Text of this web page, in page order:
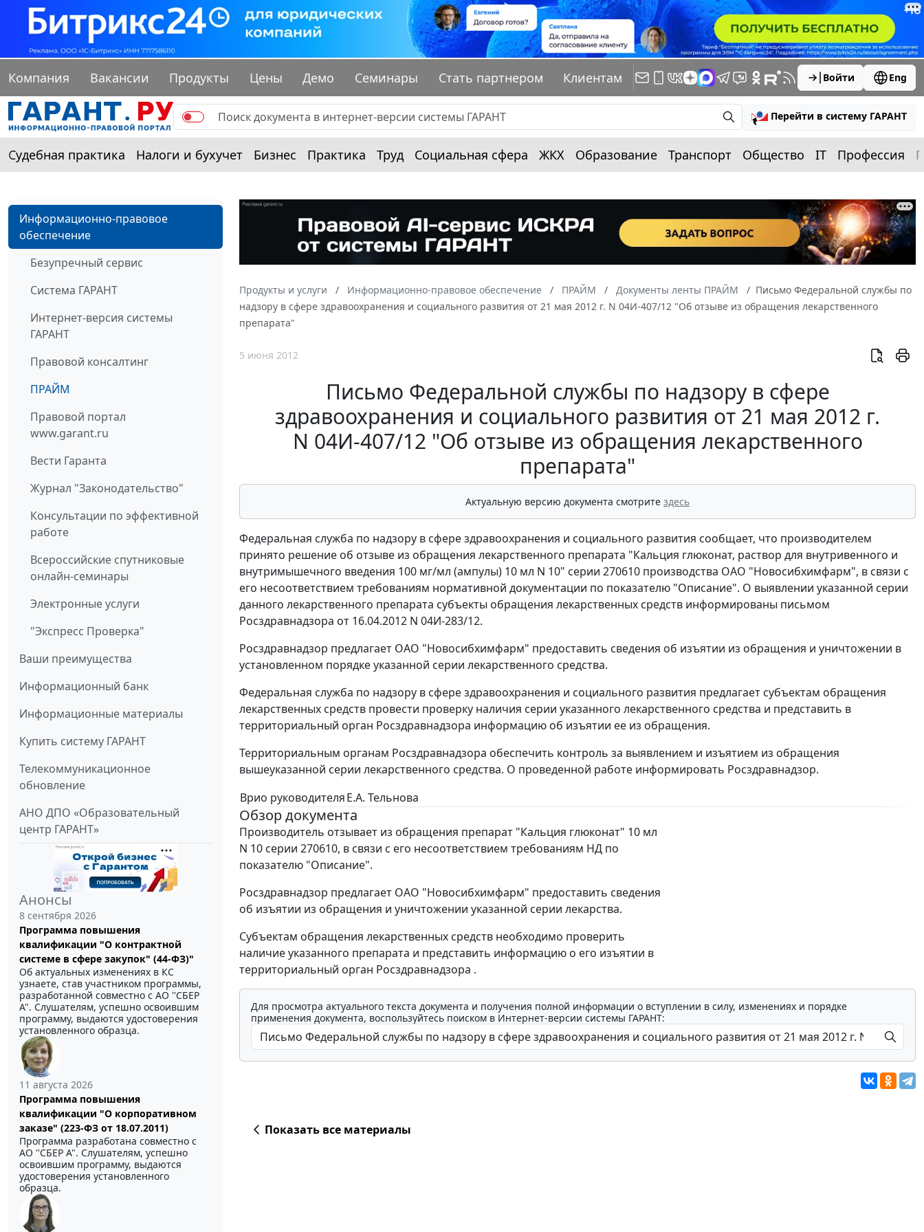
Компания Вакансии Продукты Цены Демо Семинары Стать партнером Клиентам Войти Eng
Перейти в систему ГАРАНТ
Судебная практика Налоги и бухучет Бизнес Практика Труд Социальная сфера ЖКХ Образование Транспорт Общество IT Профессия
Информационно-правовое
обеспечение
Безупречный сервис
Система ГАРАНТ
Интернет-версия системы
ГАРАНТ
Правовой консалтинг
ПРАЙМ
Правовой портал
www.garant.ru
Вести Гаранта
Журнал "Законодательство"
Консультации по эффективной
работе
Всероссийские спутниковые
онлайн-семинары
Электронные услуги
"Экспресс Проверка"
Ваши преимущества
Информационный банк
Информационные материалы
Купить систему ГАРАНТ
Телекоммуникационное
обновление
АНО ДПО «Образовательный
центр ГАРАНТ»
Анонсы
8 сентября 2026
Программа повышения
квалификации "О контрактной
системе в сфере закупок" (44-ФЗ)"
Об актуальных изменениях в КС
узнаете, став участником программы,
разработанной совместно с АО ''СБЕР
А". Слушателям, успешно освоившим
программу, выдаются удостоверения
установленного образца.
11 августа 2026
Программа повышения
квалификации "О корпоративном
заказе" (223-ФЗ от 18.07.2011)
Программа разработана совместно с
АО ''СБЕР А". Слушателям, успешно
освоившим программу, выдаются
удостоверения установленного
образца.
Продукты и услуги Информационно-правовое обеспечение ПРАЙМ Документы ленты ПРАЙМ
Письмо Федеральной службы по
надзору в сфере здравоохранения и социального развития от 21 мая 2012 г. N 04И-407/12 "Об отзыве из обращения лекарственного
препарата"
5 июня 2012
Письмо Федеральной службы по надзору в сфере
здравоохранения и социального развития от 21 мая 2012 г.
N 04И-407/12 "Об отзыве из обращения лекарственного
препарата"
Актуальную версию документа смотрите здесь
Федеральная служба по надзору в сфере здравоохранения и социального развития сообщает, что производителем
принято решение об отзыве из обращения лекарственного препарата "Кальция глюконат, раствор для внутривенного и
внутримышечного введения 100 мг/мл (ампулы) 10 мл N 10" серии 270610 производства ОАО "Новосибхимфарм", в связи с
его несоответствием требованиям нормативной документации по показателю "Описание". О выявлении указанной серии
данного лекарственного препарата субъекты обращения лекарственных средств информированы письмом
Росздравнадзора от 16.04.2012 N 04И-283/12.
Росздравнадзор предлагает ОАО "Новосибхимфарм" предоставить сведения об изъятии из обращения и уничтожении в
установленном порядке указанной серии лекарственного средства.
Федеральная служба по надзору в сфере здравоохранения и социального развития предлагает субъектам обращения
лекарственных средств провести проверку наличия серии указанного лекарственного средства и представить в
территориальный орган Росздравнадзора информацию об изъятии ее из обращения.
Территориальным органам Росздравнадзора обеспечить контроль за выявлением и изъятием из обращения
вышеуказанной серии лекарственного средства. О проведенной работе информировать Росздравнадзор.
Врио руководителяЕ.А. Тельнова
Обзор документа
Производитель отзывает из обращения препарат "Кальция глюконат" 10 мл
N 10 серии 270610, в связи с его несоответствием требованиям НД по
показателю "Описание".
Росздравнадзор предлагает ОАО "Новосибхимфарм" предоставить сведения
об изъятии из обращения и уничтожении указанной серии лекарства.
Субъектам обращения лекарственных средств необходимо проверить
наличие указанного препарата и представить информацию о его изъятии в
территориальный орган Росздравнадзора .
Для просмотра актуального текста документа и получения полной информации о вступлении в силу, изменениях и порядке
применения документа, воспользуйтесь поиском в Интернет-версии системы ГАРАНТ:
Показать все материалы